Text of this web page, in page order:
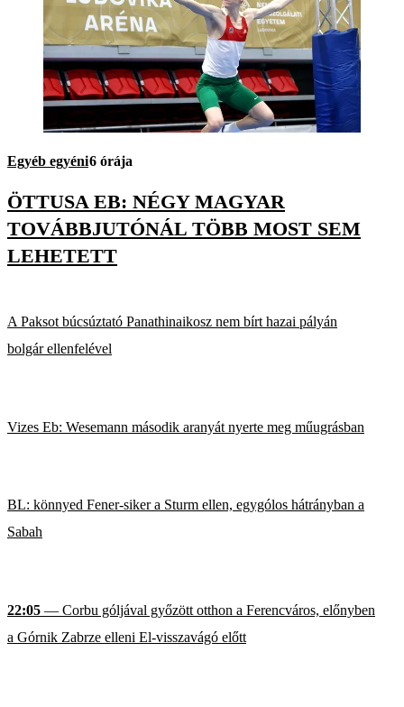
Egyéb egyéni6 órája
ÖTTUSA EB: NÉGY MAGYAR
TOVÁBBJUTÓNÁL TÖBB MOST SEM
LEHETETT
A Paksot búcsúztató Panathinaikosz nem bírt hazai pályán
bolgár ellenfelével
Vizes Eb: Wesemann második aranyát nyerte meg műugrásban
BL: könnyed Fener-siker a Sturm ellen, egygólos hátrányban a
Sabah
22:05 — Corbu góljával győzött otthon a Ferencváros, előnyben
a Górnik Zabrze elleni El-visszavágó előtt